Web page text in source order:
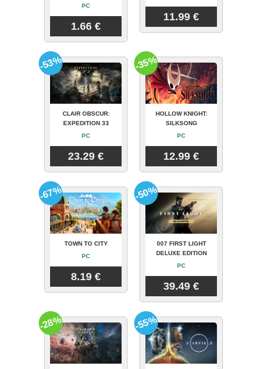
PC
1.66 €
11.99 €
CLAIR OBSCUR:
EXPEDITION 33
PC
23.29 €
-53%
HOLLOW KNIGHT:
SILKSONG
PC
12.99 €
-35%
TOWN TO CITY
PC
8.19 €
-67%
007 FIRST LIGHT
DELUXE EDITION
PC
39.49 €
-50%
-28% -55%